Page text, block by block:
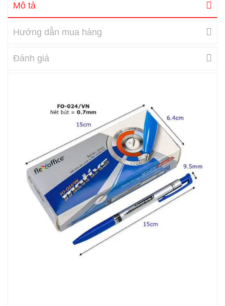
Mô tả
Hướng dẫn mua hàng
Đánh giá